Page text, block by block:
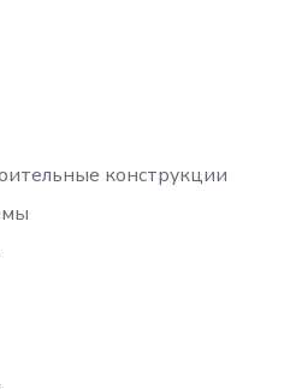
конструкции